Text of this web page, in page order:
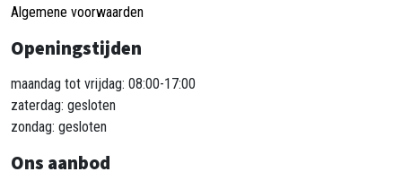
Algemene voorwaarden
Openingstijden
maandag tot vrijdag: 08:00-17:00
zaterdag: gesloten
zondag: gesloten
Ons aanbod